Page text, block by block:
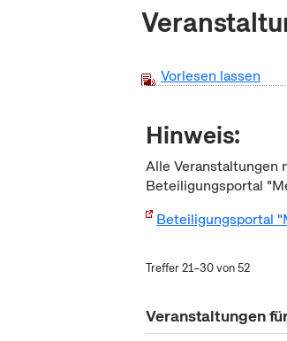
Vorlesen lassen
Hinweis:
Alle Veranstaltungen
Beteiligungsportal
Beteiligungsportal
Treffer 21–30 von 52
Veranstaltungen